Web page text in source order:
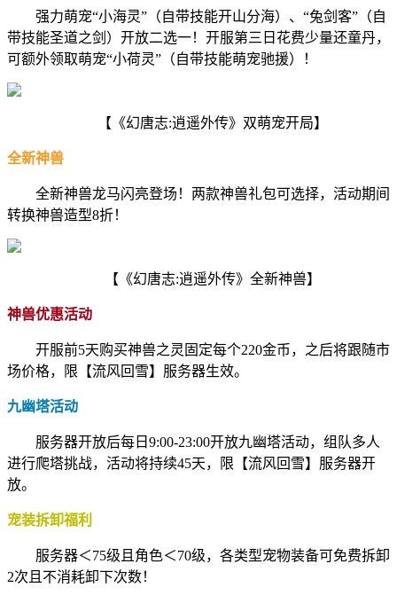
强力萌宠“小海灵”（自带技能开山分海）、“兔剑客”（自
带技能圣道之剑）开放二选一！开服第三日花费少量还童丹，
可额外领取萌宠“小荷灵”（自带技能萌宠驰援）！
【《幻唐志:逍遥外传》双萌宠开局】
全新神兽
全新神兽龙马闪亮登场！两款神兽礼包可选择，活动期间
转换神兽造型8折！
【《幻唐志:逍遥外传》全新神兽】
神兽优惠活动
开服前5天购买神兽之灵固定每个220金币，之后将跟随市
场价格，限【流风回雪】服务器生效。
九幽塔活动
服务器开放后每日9:00-23:00开放九幽塔活动，组队多人
进行爬塔挑战，活动将持续45天，限【流风回雪】服务器开
放。
宠装拆卸福利
服务器＜75级且角色＜70级，各类型宠物装备可免费拆卸
2次且不消耗卸下次数！